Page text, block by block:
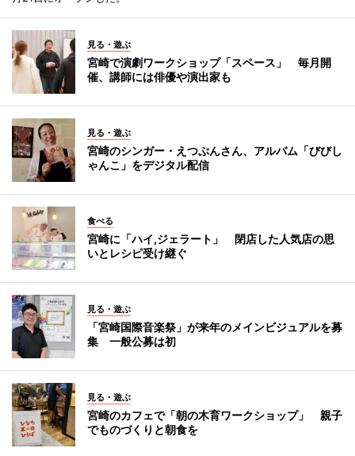
見る・遊ぶ
宮崎で演劇ワークショップ「スペース」 毎月開
催、講師には俳優や演出家も
見る・遊ぶ
宮崎のシンガー・えつぷんさん、アルバム「びびし
ゃんこ」をデジタル配信
食べる
宮崎に「ハイ,ジェラート」 閉店した人気店の思
いとレシピ受け継ぐ
見る・遊ぶ
「宮崎国際音楽祭」が来年のメインビジュアルを募
集 一般公募は初
見る・遊ぶ
宮崎のカフェで「朝の木育ワークショップ」 親子
でものづくりと朝食を